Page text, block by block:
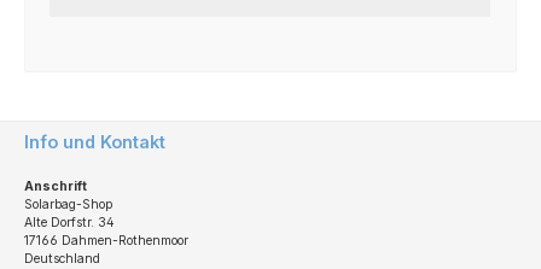
Info und Kontakt
Anschrift
Solarbag-Shop
Alte Dorfstr. 34
17166 Dahmen-Rothenmoor
Deutschland